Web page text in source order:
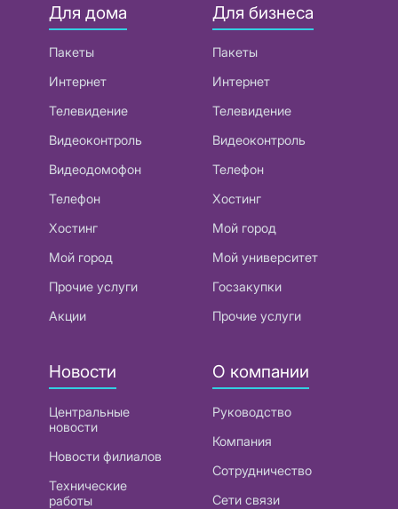
Для дома
Пакеты
Интернет
Телевидение
Видеоконтроль
Видеодомофон
Телефон
Хостинг
Мой город
Прочие услуги
Акции
Для бизнеса
Пакеты
Интернет
Телевидение
Видеоконтроль
Телефон
Хостинг
Мой город
Мой университет
Госзакупки
Прочие услуги
Новости
Центральные
новости
Новости филиалов
Технические
работы
О компании
Руководство
Компания
Сотрудничество
Сети связи